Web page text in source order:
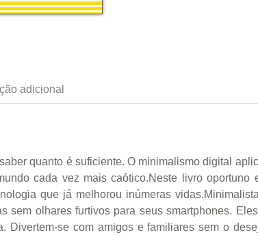
adicional
quanto é suficiente. O minimalismo digital
cada vez mais caótico.Neste livro
que já melhorou inúmeras
sem olhares furtivos para seus smartphones.
Divertem-se com amigos e familiares sem o